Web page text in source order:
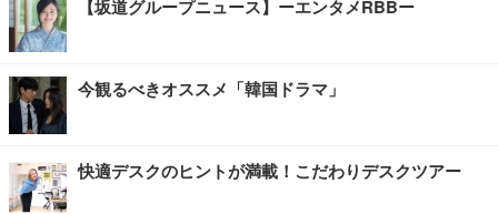
【坂道グループニュース】ーエンタメRBBー
今観るべきオススメ「韓国ドラマ」
快適デスクのヒントが満載！こだわりデスクツアー